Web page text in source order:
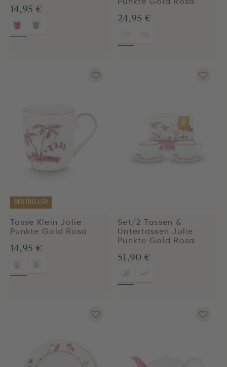
14,95 €
Punkte Gold Rosa
24,95 €
BESTSELLER
Tasse Klein Jolie
Punkte Gold Rosa
14,95 €
Set/2 Tassen &
Untertassen Jolie
Punkte Gold Rosa
51,90 €